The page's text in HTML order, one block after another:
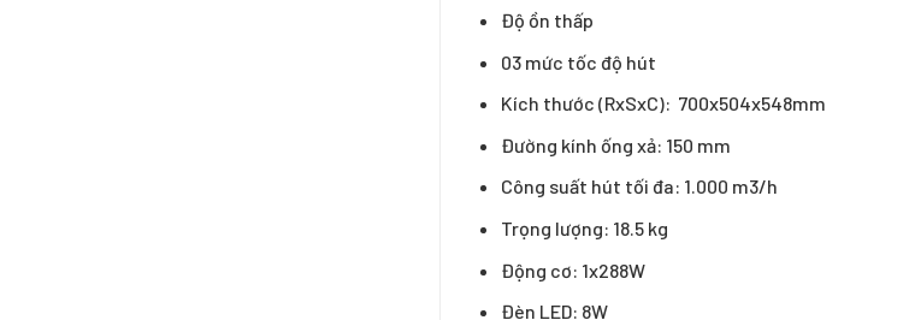
Độ ồn thấp
03 mức tốc độ hút
Kích thước (RxSxC): 700x504x548mm
Đường kính ống xả: 150 mm
Công suất hút tối đa: 1.000 m3/h
Trọng lượng: 18.5 kg
Động cơ: 1x288W
Đèn LED: 8W